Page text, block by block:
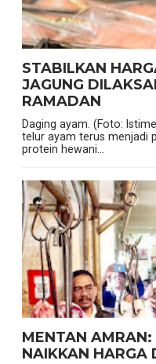
STABILKAN
JAGUNG
RAMADAN
Daging ayam. (Foto:
telur ayam terus menjadi
protein hewani...
MENTAN
NAIKKAN HARGA